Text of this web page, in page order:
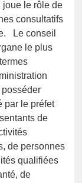
joue le rôle de
consultatifs
Le conseil
le plus
par le préfet
de
de personnes
qualifiées
de